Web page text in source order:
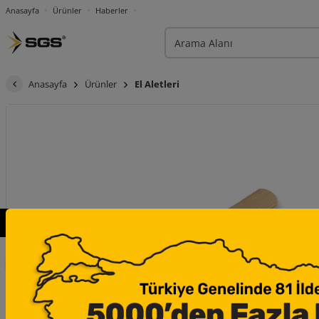
Anasayfa Ürünler Haberler
Anasayfa Ürünler El Aletleri